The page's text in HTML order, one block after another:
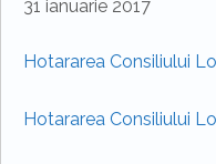
31 ianuarie 2017
Hotararea Consiliului
Hotararea Consiliului